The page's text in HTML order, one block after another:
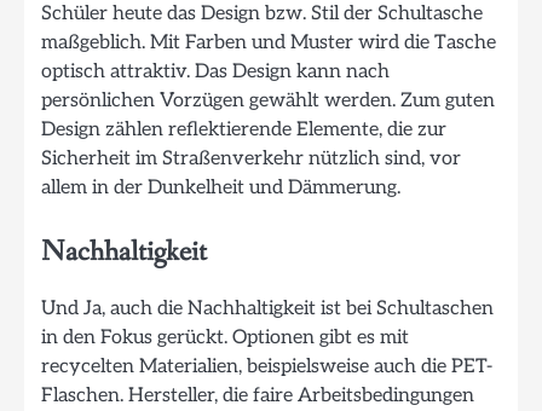
Schüler heute das Design bzw. Stil der Schultasche
maßgeblich. Mit Farben und Muster wird die Tasche
optisch attraktiv. Das Design kann nach
persönlichen Vorzügen gewählt werden. Zum guten
Design zählen reflektierende Elemente, die zur
Sicherheit im Straßenverkehr nützlich sind, vor
allem in der Dunkelheit und Dämmerung.
Nachhaltigkeit
Und Ja, auch die Nachhaltigkeit ist bei Schultaschen
in den Fokus gerückt. Optionen gibt es mit
recycelten Materialien, beispielsweise auch die PET-
Flaschen. Hersteller, die faire Arbeitsbedingungen